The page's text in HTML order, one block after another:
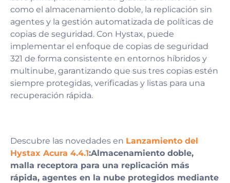
como el almacenamiento doble, la replicación sin
agentes y la gestión automatizada de políticas de
copias de seguridad. Con Hystax, puede
implementar el enfoque de copias de seguridad
321 de forma consistente en entornos híbridos y
multinube, garantizando que sus tres copias estén
siempre protegidas, verificadas y listas para una
recuperación rápida.
Descubre las novedades en Lanzamiento del
Hystax Acura 4.4.1:Almacenamiento doble,
malla receptora para una replicación más
rápida, agentes en la nube protegidos mediante